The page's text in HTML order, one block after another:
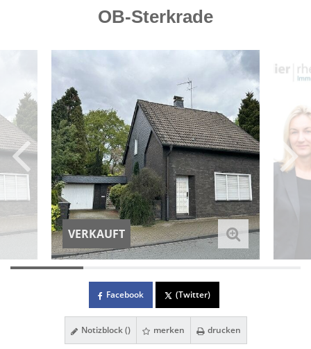
OB-Sterkrade
VERKAUFT
Facebook (Twitter)
Notizblock () merken drucken